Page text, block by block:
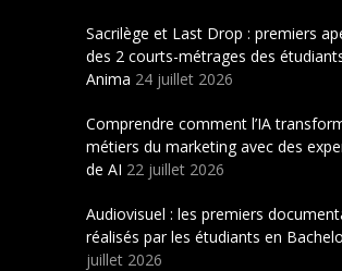
Sacrilège et Last Drop : premiers
des 2 courts-métrages des
Anima 24 juillet 2026
Comprendre comment l’IA
métiers du marketing avec des
de AI 22 juillet 2026
Audiovisuel : les premiers
réalisés par les étudiants en
juillet 2026